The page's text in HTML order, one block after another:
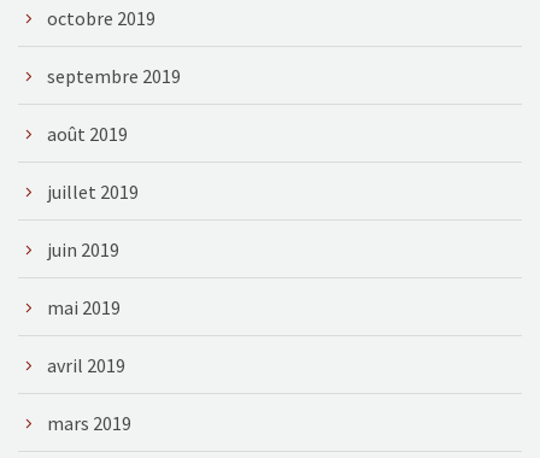
octobre 2019
septembre 2019
août 2019
juillet 2019
juin 2019
mai 2019
avril 2019
mars 2019